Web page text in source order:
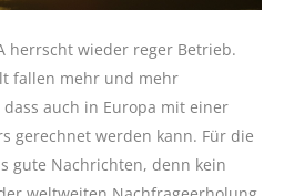
herrscht wieder reger Betrieb.
fallen mehr und mehr
auch in Europa mit einer
gerechnet werden kann. Für die
gute Nachrichten, denn kein